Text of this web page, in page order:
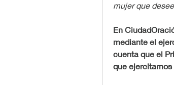
mujer que
En
mediante el
cuenta que el
que ejercitamos